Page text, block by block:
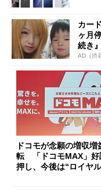
カー
ヶ月
続き
AD（渋
ドコモが念願の増収増
転 「ドコモMAX」好
押し、今後は“ロイヤ